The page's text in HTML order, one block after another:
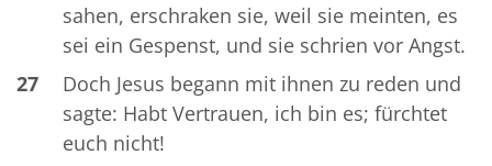
sahen, erschraken sie, weil sie meinten, es
sei ein Gespenst, und sie schrien vor Angst.
27
Doch Jesus begann mit ihnen zu reden und
sagte: Habt Vertrauen, ich bin es; fürchtet
euch nicht!